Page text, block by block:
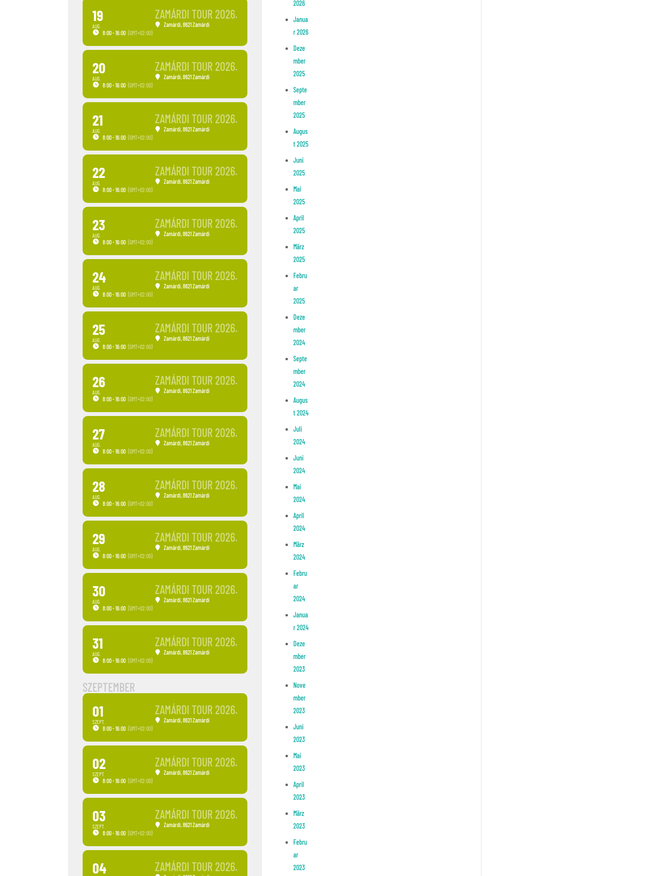
19
AUG.
8:00 - 16:00 (GMT+02:00)
ZAMÁRDI TOUR 2026.
Zamárdi , 8621 Zamárdi
20
AUG.
8:00 - 16:00 (GMT+02:00)
ZAMÁRDI TOUR 2026.
Zamárdi , 8621 Zamárdi
21
AUG.
8:00 - 16:00 (GMT+02:00)
ZAMÁRDI TOUR 2026.
Zamárdi , 8621 Zamárdi
22
AUG.
8:00 - 16:00 (GMT+02:00)
ZAMÁRDI TOUR 2026.
Zamárdi , 8621 Zamárdi
23
AUG.
8:00 - 16:00 (GMT+02:00)
ZAMÁRDI TOUR 2026.
Zamárdi , 8621 Zamárdi
24
AUG.
8:00 - 16:00 (GMT+02:00)
ZAMÁRDI TOUR 2026.
Zamárdi , 8621 Zamárdi
25
AUG.
8:00 - 16:00 (GMT+02:00)
ZAMÁRDI TOUR 2026.
Zamárdi , 8621 Zamárdi
26
AUG.
8:00 - 16:00 (GMT+02:00)
ZAMÁRDI TOUR 2026.
Zamárdi , 8621 Zamárdi
27
AUG.
8:00 - 16:00 (GMT+02:00)
ZAMÁRDI TOUR 2026.
Zamárdi , 8621 Zamárdi
28
AUG.
8:00 - 16:00 (GMT+02:00)
ZAMÁRDI TOUR 2026.
Zamárdi , 8621 Zamárdi
29
AUG.
8:00 - 16:00 (GMT+02:00)
ZAMÁRDI TOUR 2026.
Zamárdi , 8621 Zamárdi
30
AUG.
8:00 - 16:00 (GMT+02:00)
ZAMÁRDI TOUR 2026.
Zamárdi , 8621 Zamárdi
31
AUG.
8:00 - 16:00 (GMT+02:00)
ZAMÁRDI TOUR 2026.
Zamárdi , 8621 Zamárdi
SZEPTEMBER
01
SZEPT.
8:00 - 16:00 (GMT+02:00)
ZAMÁRDI TOUR 2026.
Zamárdi , 8621 Zamárdi
02
SZEPT.
8:00 - 16:00 (GMT+02:00)
ZAMÁRDI TOUR 2026.
Zamárdi , 8621 Zamárdi
03
SZEPT.
8:00 - 16:00 (GMT+02:00)
ZAMÁRDI TOUR 2026.
Zamárdi , 8621 Zamárdi
04 ZAMÁRDI TOUR 2026.
2026
Janua
r 2026
Deze
mber
2025
Septe
mber
2025
Augus
t 2025
Juni
2025
Mai
2025
April
2025
März
2025
Febru
ar
2025
Deze
mber
2024
Septe
mber
2024
Augus
t 2024
Juli
2024
Juni
2024
Mai
2024
April
2024
März
2024
Febru
ar
2024
Janua
r 2024
Deze
mber
2023
Nove
mber
2023
Juni
2023
Mai
2023
April
2023
März
2023
Febru
ar
2023